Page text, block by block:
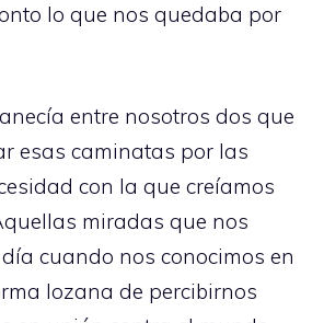
lo que nos quedaba por
entre nosotros dos que
esas caminatas por las
con la que creíamos
miradas que nos
cuando nos conocimos en
lozana de percibirnos